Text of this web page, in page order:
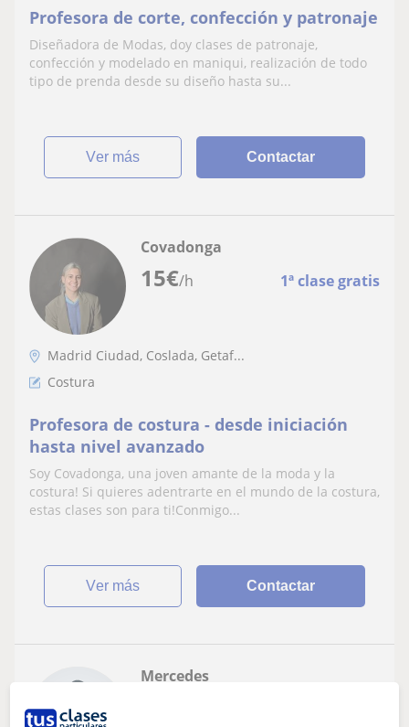
Profesora de corte, confección y patronaje
Diseñadora de Modas, doy clases de patronaje,
confección y modelado en maniqui, realización de todo
tipo de prenda desde su diseño hasta su...
ver más Contactar
15€/h 1ª clase gratis
Covadonga
Madrid Ciudad, Coslada, Getaf...
Costura
Profesora de costura - desde iniciación
hasta nivel avanzado
Soy Covadonga, una joven amante de la moda y la
costura! Si quieres adentrarte en el mundo de la costura,
estas clases son para ti!Conmigo...
ver más Contactar
Mercedes